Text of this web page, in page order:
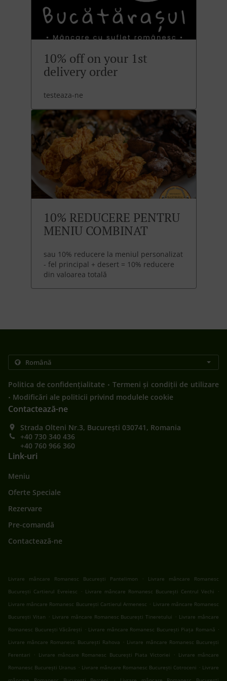
10% off on your 1st
delivery order
testeaza-ne
10% REDUCERE PENTRU
MENIU COMBINAT
sau 10% reducere la meniul personalizat
- fel principal + desert = 10% reducere
din valoarea totală
Politica de confidențialitate . Termeni și condiții de utilizare
. Modificări ale politicii privind modulele cookie
Contactează-ne
Strada Olteni Nr.3, București 030741, Romania
+40 730 340 436
+40 760 966 360
Link-uri
Meniu
Oferte Speciale
Rezervare
Pre-comandă
Contactează-ne
Livrare mâncare Romanesc București Pantelimon .
Livrare mâncare Romanesc
București Cartierul Evreiesc
. Livrare mâncare Romanesc București Centrul Vechi
.
Livrare mâncare Romanesc București Cartierul Armenesc . Livrare mâncare Romanesc
București Vitan . Livrare mâncare Romanesc București Tineretului . Livrare mâncare
Romanesc București Văcărești . Livrare mâncare Romanesc București Piața Romană .
Livrare mâncare Romanesc București Rahova . Livrare mâncare Romanesc București
Ferentari
. Livrare mâncare Romanesc București Piata Victoriei . Livrare mâncare
Romanesc București Uranus . Livrare mâncare Romanesc București Cotroceni . Livrare
.